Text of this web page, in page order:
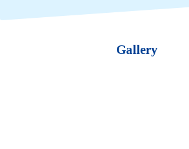
Gallery